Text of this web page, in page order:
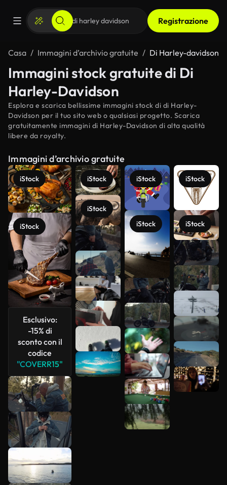
Registrazione
Casa Immagini d’archivio gratuite Di Harley-davidson
Immagini stock gratuite di Di
Harley-Davidson
Esplora e scarica bellissime immagini stock di di Harley-
Davidson per il tuo sito web o qualsiasi progetto. Scarica
gratuitamente immagini di Harley-Davidson di alta qualità
libere da royalty.
Immagini d’archivio gratuite
iStock
iStock
Esclusivo:
-15% di
sconto con il
codice
"COVERR15"
iStock
iStock
iStock
iStock
iStock
iStock
Scopri di
più